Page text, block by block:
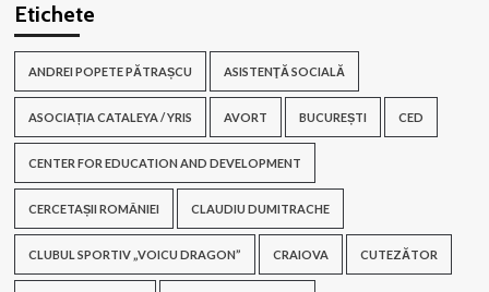
Etichete
ANDREI POPETE PĂTRAȘCU ASISTENŢĂ SOCIALĂ
ASOCIAȚIA CATALEYA / YRIS AVORT BUCUREȘTI CED
CENTER FOR EDUCATION AND DEVELOPMENT
CERCETAȘII ROMÂNIEI CLAUDIU DUMITRACHE
CLUBUL SPORTIV „VOICU DRAGON” CRAIOVA CUTEZĂTOR